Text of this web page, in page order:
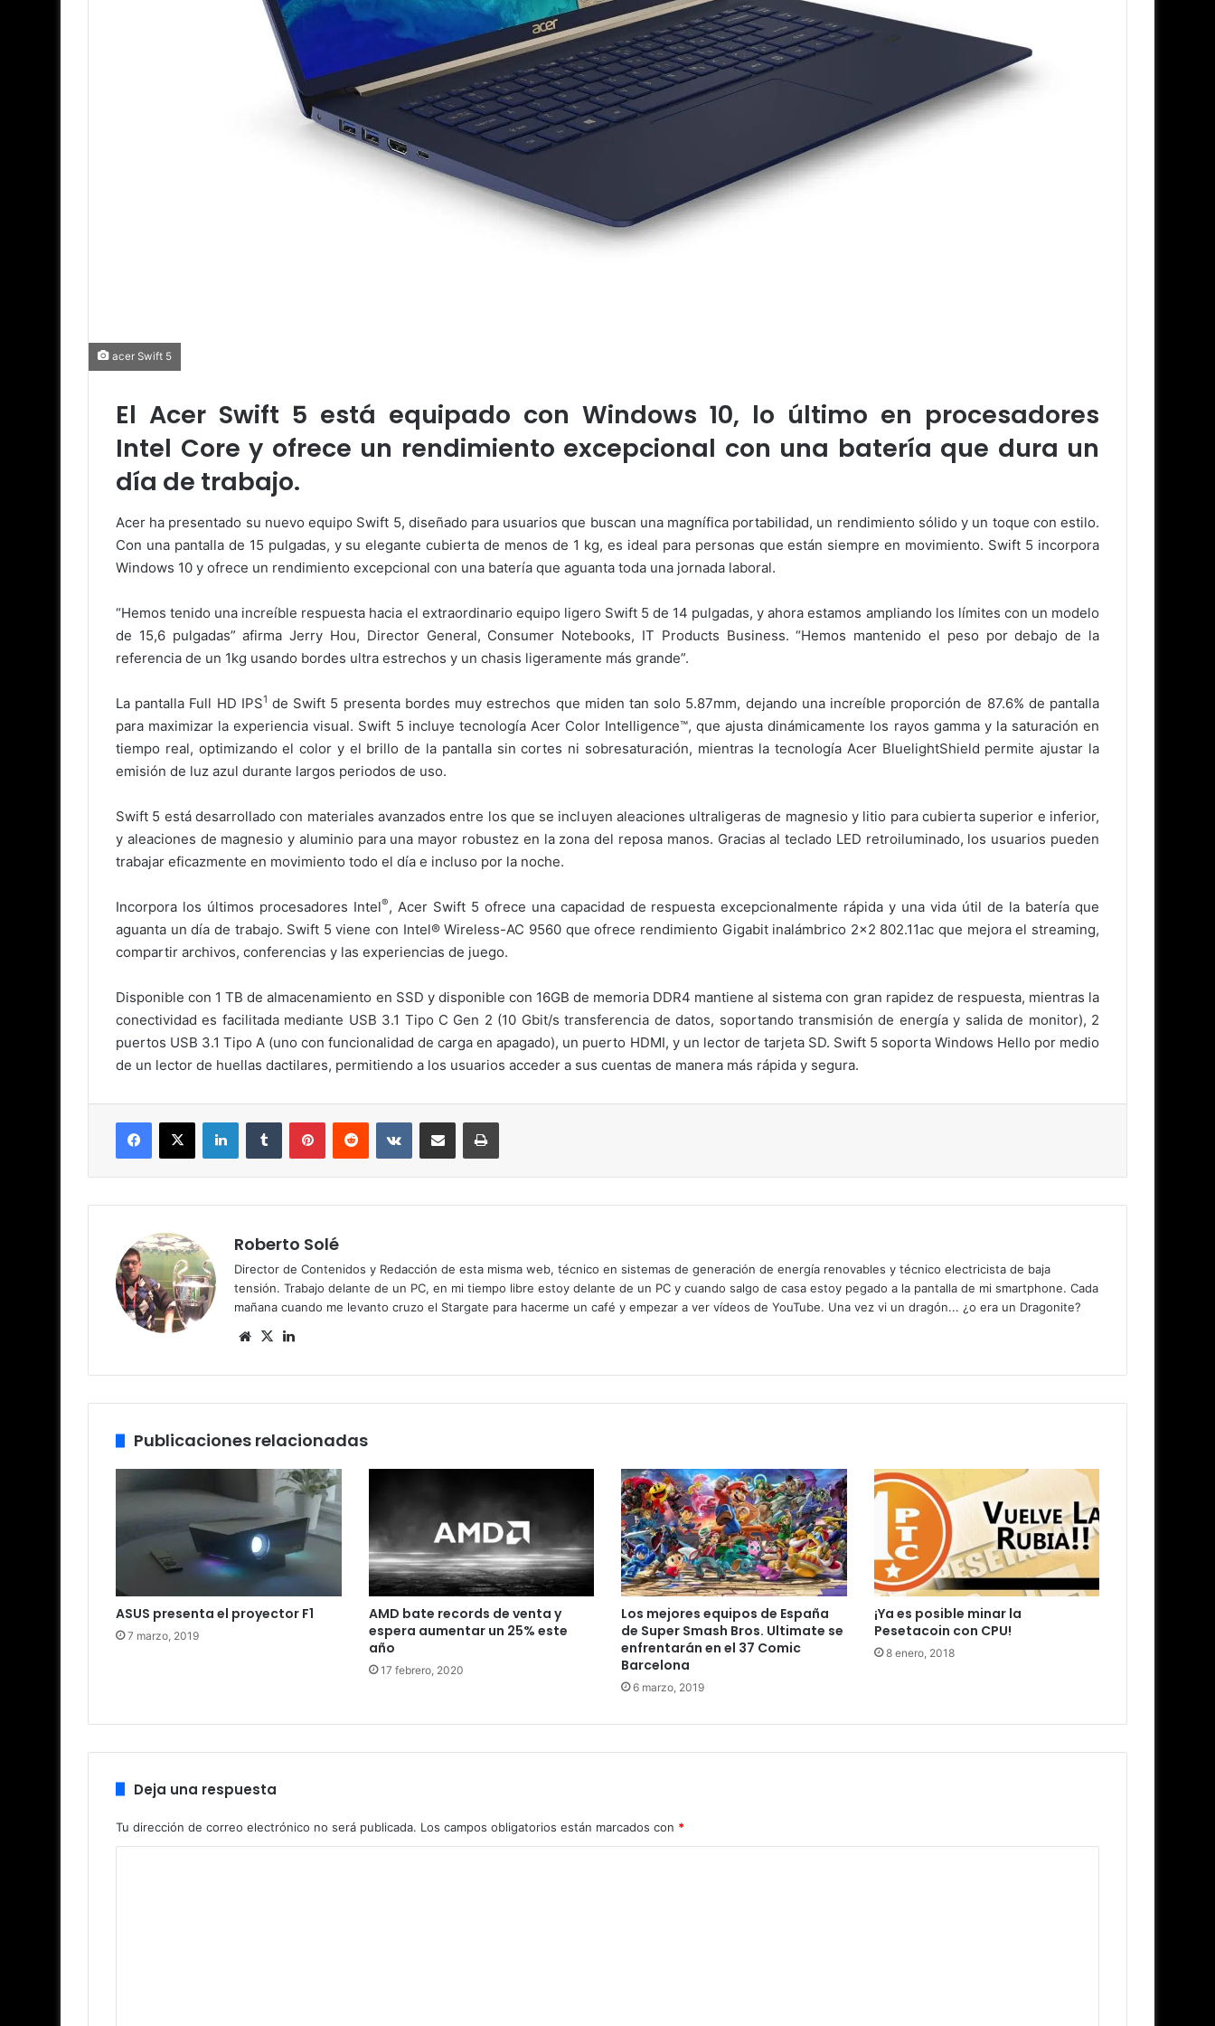
acer Swift 5
El Acer Swift 5 está equipado con Windows 10, lo último en procesadores
Intel Core y ofrece un rendimiento excepcional con una batería que dura un
día de trabajo.
Acer ha presentado su nuevo equipo Swift 5, diseñado para usuarios que buscan una magnífica portabilidad, un rendimiento sólido y un toque con estilo.
Con una pantalla de 15 pulgadas, y su elegante cubierta de menos de 1 kg, es ideal para personas que están siempre en movimiento. Swift 5 incorpora
Windows 10 y ofrece un rendimiento excepcional con una batería que aguanta toda una jornada laboral.
“Hemos tenido una increíble respuesta hacia el extraordinario equipo ligero Swift 5 de 14 pulgadas, y ahora estamos ampliando los límites con un modelo
de 15,6 pulgadas” afirma Jerry Hou, Director General, Consumer Notebooks, IT Products Business. “Hemos mantenido el peso por debajo de la
referencia de un 1kg usando bordes ultra estrechos y un chasis ligeramente más grande”.
La pantalla Full HD IPS1 de Swift 5 presenta bordes muy estrechos que miden tan solo 5.87mm, dejando una increíble proporción de 87.6% de pantalla
para maximizar la experiencia visual. Swift 5 incluye tecnología Acer Color Intelligence™, que ajusta dinámicamente los rayos gamma y la saturación en
tiempo real, optimizando el color y el brillo de la pantalla sin cortes ni sobresaturación, mientras la tecnología Acer BluelightShield permite ajustar la
emisión de luz azul durante largos periodos de uso.
Swift 5 está desarrollado con materiales avanzados entre los que se incluyen aleaciones ultraligeras de magnesio y litio para cubierta superior e inferior,
y aleaciones de magnesio y aluminio para una mayor robustez en la zona del reposa manos. Gracias al teclado LED retroiluminado, los usuarios pueden
trabajar eficazmente en movimiento todo el día e incluso por la noche.
Incorpora los últimos procesadores Intel®, Acer Swift 5 ofrece una capacidad de respuesta excepcionalmente rápida y una vida útil de la batería que
aguanta un día de trabajo. Swift 5 viene con Intel® Wireless-AC 9560 que ofrece rendimiento Gigabit inalámbrico 2×2 802.11ac que mejora el streaming,
compartir archivos, conferencias y las experiencias de juego.
Disponible con 1 TB de almacenamiento en SSD y disponible con 16GB de memoria DDR4 mantiene al sistema con gran rapidez de respuesta, mientras la
conectividad es facilitada mediante USB 3.1 Tipo C Gen 2 (10 Gbit/s transferencia de datos, soportando transmisión de energía y salida de monitor), 2
puertos USB 3.1 Tipo A (uno con funcionalidad de carga en apagado), un puerto HDMI, y un lector de tarjeta SD. Swift 5 soporta Windows Hello por medio
de un lector de huellas dactilares, permitiendo a los usuarios acceder a sus cuentas de manera más rápida y segura.
Roberto Solé
Director de Contenidos y Redacción de esta misma web, técnico en sistemas de generación de energía renovables y técnico electricista de baja
tensión. Trabajo delante de un PC, en mi tiempo libre estoy delante de un PC y cuando salgo de casa estoy pegado a la pantalla de mi smartphone. Cada
mañana cuando me levanto cruzo el Stargate para hacerme un café y empezar a ver vídeos de YouTube. Una vez vi un dragón... ¿o era un Dragonite?
Siti
we
b
X
dIn
Publicaciones relacionadas
ASUS presenta el proyector F1
7 marzo, 2019
AMD bate records de venta y
espera aumentar un 25% este
año
17 febrero, 2020
Los mejores equipos de España
de Super Smash Bros. Ultimate se
enfrentarán en el 37 Comic
Barcelona
6 marzo, 2019
¡Ya es posible minar la
Pesetacoin con CPU!
8 enero, 2018
Deja una respuesta
Tu dirección de correo electrónico no será publicada. Los campos obligatorios están marcados con *